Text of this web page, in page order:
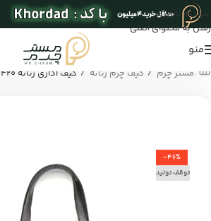
عبور به ناوبری
رفتن به محتوای اصلی
منو
مستر چرم / کیف چرم زنانه / کیف اداری زنانه mrc1420
-46%
توقف تولید